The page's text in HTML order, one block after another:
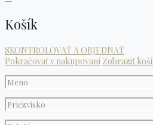
Košík
SKONTROLOVAŤ A OBJEDNAŤ
Pokračovať v nakupovaní Zobraziť